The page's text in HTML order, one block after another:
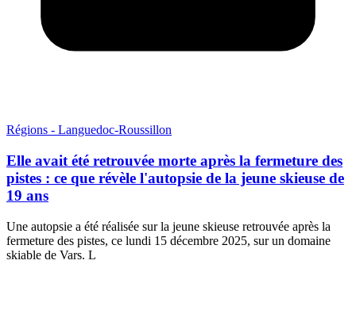
Régions - Languedoc-Roussillon
Elle avait été retrouvée morte après la fermeture des
pistes : ce que révèle l'autopsie de la jeune skieuse de
19 ans
Une autopsie a été réalisée sur la jeune skieuse retrouvée après la
fermeture des pistes, ce lundi 15 décembre 2025, sur un domaine
skiable de Vars. L